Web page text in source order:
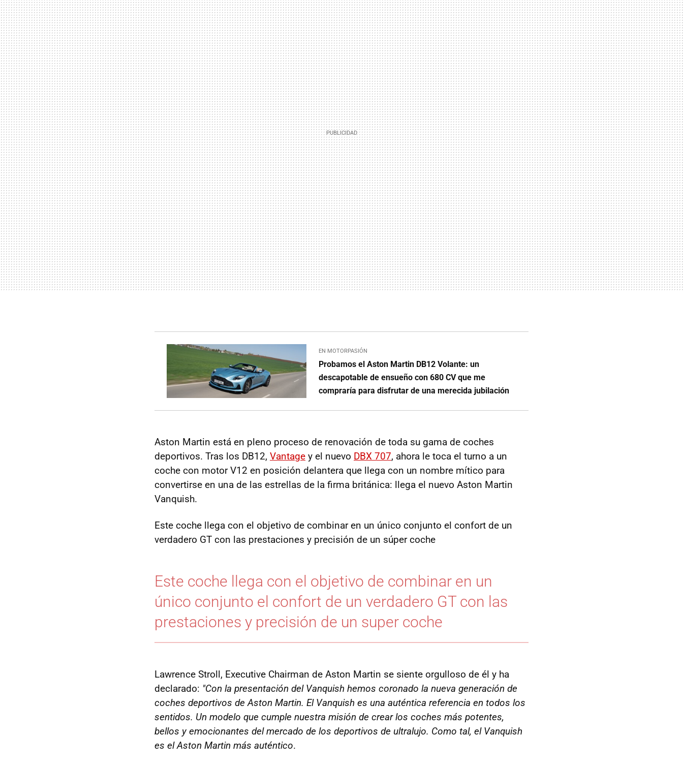
EN MOTORPASIÓN
Probamos el Aston Martin DB12 Volante: un
descapotable de ensueño con 680 CV que me
compraría para disfrutar de una merecida jubilación
Aston Martin está en pleno proceso de renovación de toda su gama de coches
deportivos. Tras los DB12, Vantage y el nuevo DBX 707, ahora le toca el turno a un
coche con motor V12 en posición delantera que llega con un nombre mítico para
convertirse en una de las estrellas de la firma británica: llega el nuevo Aston Martin
Vanquish.
Este coche llega con el objetivo de combinar en un único conjunto el confort de un
verdadero GT con las prestaciones y precisión de un súper coche
Este coche llega con el objetivo de combinar en un
único conjunto el confort de un verdadero GT con las
prestaciones y precisión de un super coche
Lawrence Stroll, Executive Chairman de Aston Martin se siente orgulloso de él y ha
declarado: "Con la presentación del Vanquish hemos coronado la nueva generación de
coches deportivos de Aston Martin. El Vanquish es una auténtica referencia en todos los
sentidos. Un modelo que cumple nuestra misión de crear los coches más potentes,
bellos y emocionantes del mercado de los deportivos de ultralujo. Como tal, el Vanquish
es el Aston Martin más auténtico.